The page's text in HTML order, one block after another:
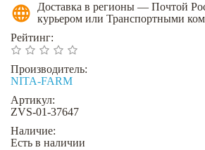
Доставка в регионы — Почтой
курьером или Транспортными
Рейтинг:
Производитель:
NITA-FARM
Артикул:
ZVS-01-37647
Наличие:
Есть в наличии